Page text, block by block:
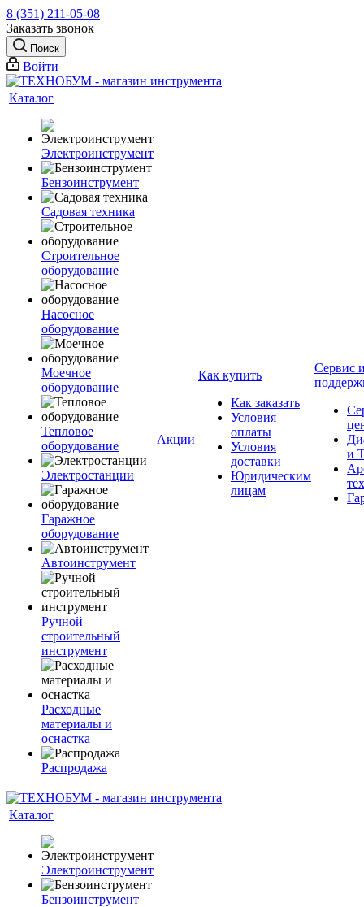
8 (351) 211-05-08
Заказать звонок
Поиск
Войти
Каталог
Электроинструмент
Бензоинструмент
Садовая техника
Строительное
оборудование
Насосное
оборудование
Моечное
оборудование
Тепловое
оборудование
Электростанции
Гаражное
оборудование
Автоинструмент
Ручной
строительный
инструмент
Расходные
материалы и
оснастка
Распродажа
Акции
Как купить
Как заказать
Условия
оплаты
Условия
доставки
Юридическим
лицам
Сервис
и
Каталог
Электроинструмент
Бензоинструмент